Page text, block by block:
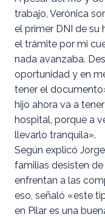
trabajo, Verónica
el primer DNI de su
el trámite por mi
nada avanzaba.
oportunidad y en
tener el
hijo ahora va a
hospital, porque a
llevarlo tranquila».
Según explicó
familias desisten
enfrentan a las
eso, señaló «este
en Pilar es una